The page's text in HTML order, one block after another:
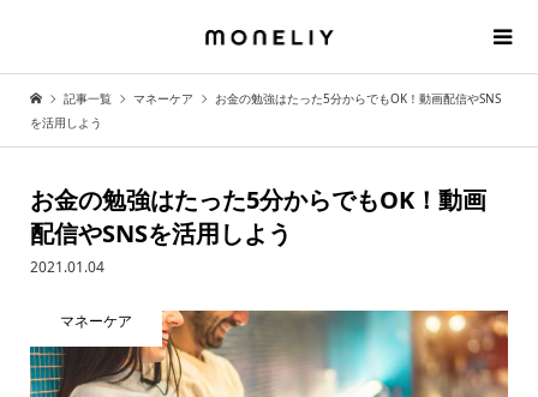
記事一覧 マネーケア
お金の勉強はたった5分からでもOK！動画配信やSNS
を活用しよう
お金の勉強はたった5分からでもOK！動画
配信やSNSを活用しよう
2021.01.04
マネーケア